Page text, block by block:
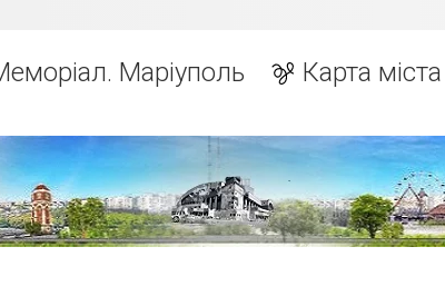
Маріуполь Карта міста